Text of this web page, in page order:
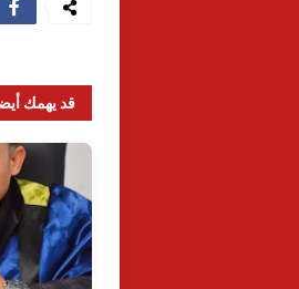
قد يهمك